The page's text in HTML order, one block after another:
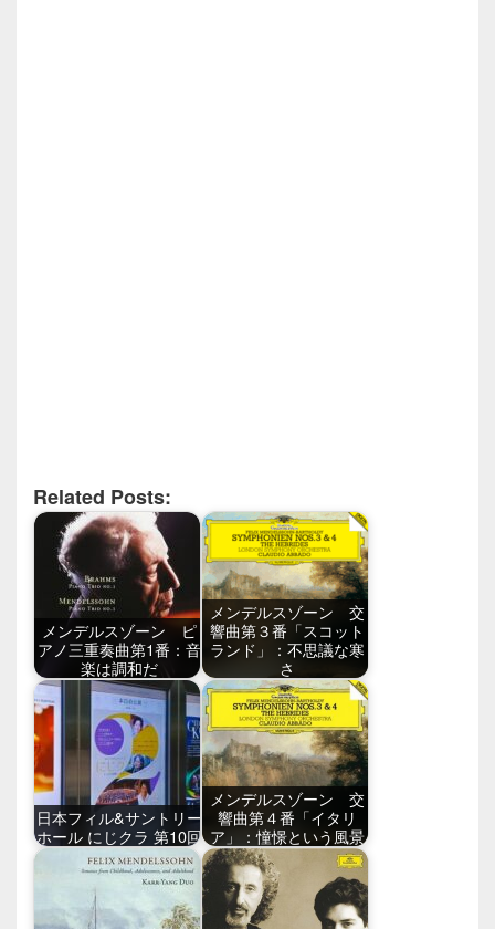
Related Posts:
メンデルスゾーン ピ
アノ三重奏曲第1番：音
楽は調和だ
メンデルスゾーン 交
響曲第３番「スコット
ランド」：不思議な寒
さ
日本フィル&サントリー
ホール にじクラ 第10回
メンデルスゾーン 交
響曲第４番「イタリ
ア」：憧憬という風景